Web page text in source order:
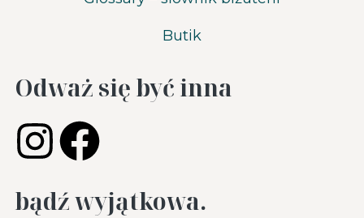
Butik
Odważ się być inna
bądź wyjątkowa.